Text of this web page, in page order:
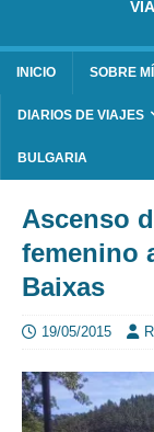
INICIO SOBRE MÍ
DIARIOS DE VIAJES
BULGARIA
Ascenso
femenino
Baixas
19/05/2015